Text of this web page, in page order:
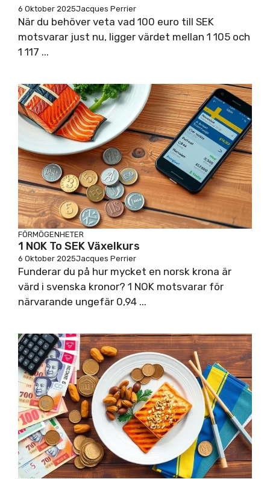
6 Oktober 2025Jacques Perrier
När du behöver veta vad 100 euro till SEK
motsvarar just nu, ligger värdet mellan 1 105 och
1 117 ...
FÖRMÖGENHETER
1 NOK To SEK Växelkurs
6 Oktober 2025Jacques Perrier
Funderar du på hur mycket en norsk krona är
värd i svenska kronor? 1 NOK motsvarar för
närvarande ungefär 0,94 ...